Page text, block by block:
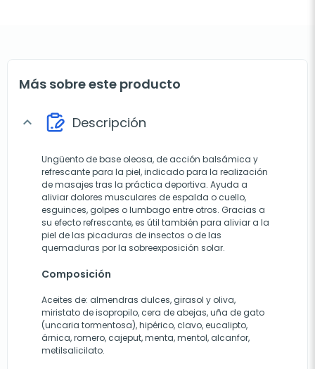
Más sobre este producto
expand_more Descripción
Ungüento de base oleosa, de acción balsámica y
refrescante para la piel, indicado para la realización
de masajes tras la práctica deportiva. Ayuda a
aliviar dolores musculares de espalda o cuello,
esguinces, golpes o lumbago entre otros. Gracias a
su efecto refrescante, es útil también para aliviar a la
piel de las picaduras de insectos o de las
quemaduras por la sobreexposición solar.
Composición
Aceites de: almendras dulces, girasol y oliva,
miristato de isopropilo, cera de abejas, uña de gato
(uncaria tormentosa), hipérico, clavo, eucalipto,
árnica, romero, cajeput, menta, mentol, alcanfor,
metilsalicilato.